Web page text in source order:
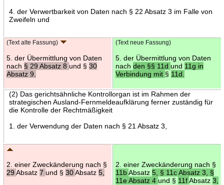
4. der Verwertbarkeit von Daten nach § 22 Absatz 3 im Falle von
Zweifeln und
(Text alte Fassung)
5. der Übermittlung von Daten
nach § 29 Absatz 8 und § 30
Absatz 9.
(Text neue Fassung)
5. der Übermittlung von Daten
nach den §§ 11d und 11g in
Verbindung mit § 11d.
(2) Das gerichtsähnliche Kontrollorgan ist im Rahmen der
strategischen Ausland-Fernmeldeaufklärung ferner zuständig für
die Kontrolle der Rechtmäßigkeit
1. der Verwendung der Daten nach § 21 Absatz 3,
2. einer Zweckänderung nach §
29 Absatz 7 und § 30Absatz 5,
2. einer Zweckänderung nach §
11bAbsatz 5, § 11c Absatz 3, §
11e Absatz 4 und § 11fAbsatz 3,